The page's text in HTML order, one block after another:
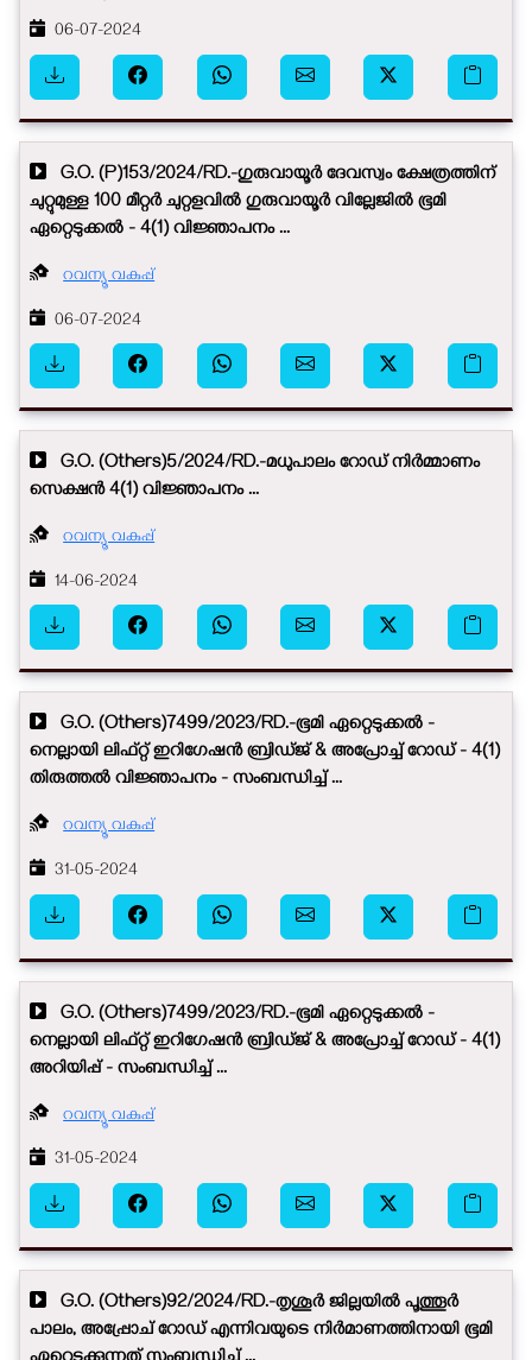
06-07-2024
G.O. (P)153/2024/RD.-ഗുരുവായൂർ ദേവസ്വം ക്ഷേത്രത്തിന്
ചുറ്റുമുള്ള 100 മീറ്റർ ചുറ്റളവിൽ ഗുരുവായൂർ വില്ലേജിൽ ഭൂമി
ഏറ്റെടുക്കൽ - 4(1) വിജ്ഞാപനം ...
റവന്യൂ വകുപ്പ്
06-07-2024
G.O. (Others)5/2024/RD.-മധുപാലം റോഡ് നിർമ്മാണം
സെക്ഷൻ‍ 4(1) വിജ്ഞാപനം ...
റവന്യൂ വകുപ്പ്
14-06-2024
G.O. (Others)7499/2023/RD.-ഭൂമി ഏറ്റെടുക്കൽ -
നെല്ലായി ലിഫ്റ്റ് ഇറിഗേഷൻ ബ്രിഡ്ജ് & അപ്രോച്ച് റോഡ് - 4(1)
തിരുത്തൽ വിജ്ഞാപനം - സംബന്ധിച്ച് ...
റവന്യൂ വകുപ്പ്
31-05-2024
G.O. (Others)7499/2023/RD.-ഭൂമി ഏറ്റെടുക്കൽ -
നെല്ലായി ലിഫ്റ്റ് ഇറിഗേഷൻ ബ്രിഡ്ജ് & അപ്രോച്ച് റോഡ് - 4(1)
അറിയിപ്പ് - സംബന്ധിച്ച് ...
റവന്യൂ വകുപ്പ്
31-05-2024
G.O. (Others)92/2024/RD.-തൃശൂർ ജില്ലയിൽ പൂത്തൂർ
പാലം, അപ്പ്രോച് റോഡ് എന്നിവയുടെ നിർമാണത്തിനായി ഭൂമി